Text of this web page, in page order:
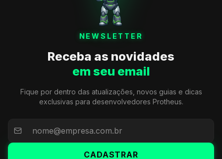
NEWSLETTER
Receba as novidades
em seu email
Fique por dentro das atualizações, novos guias e dicas
exclusivas para desenvolvedores Protheus.
CADASTRAR